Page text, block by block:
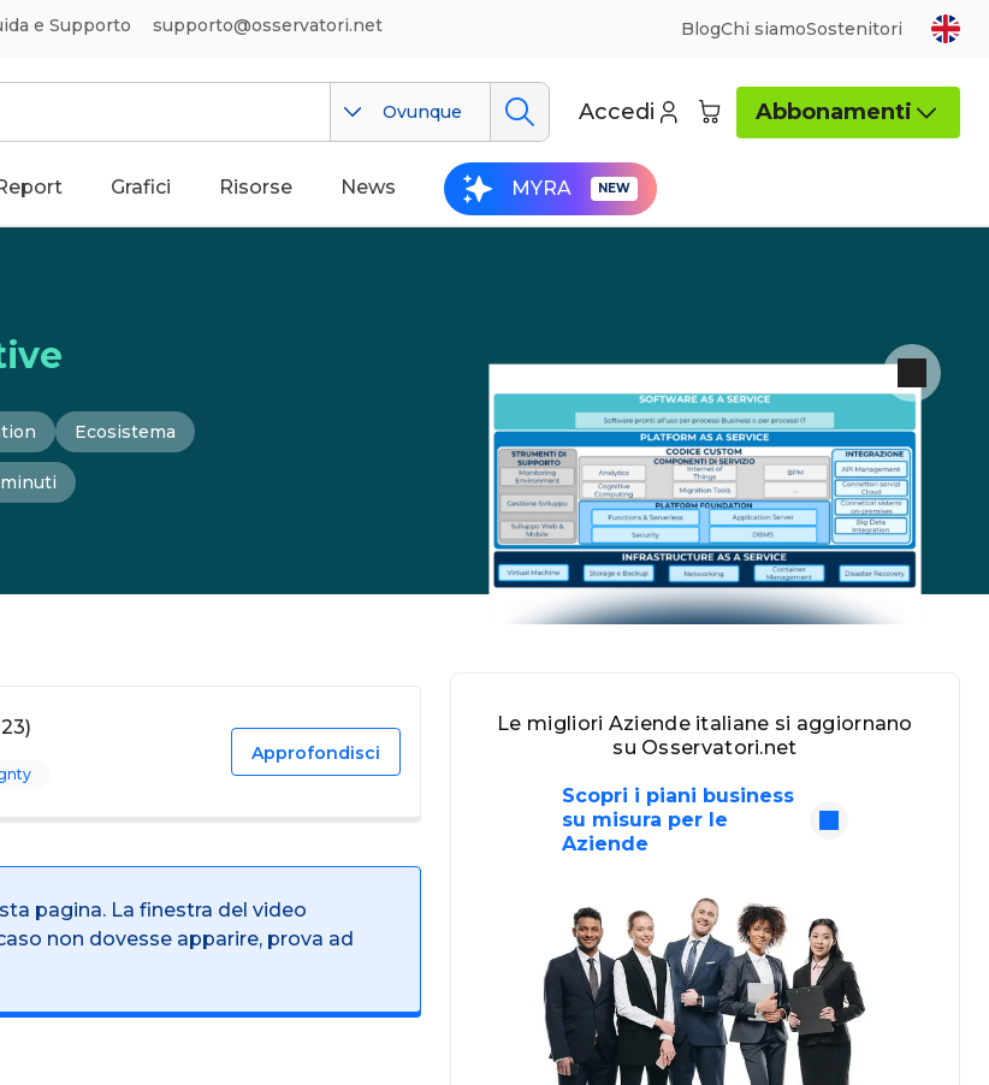
e Supporto supporto@osservatori.net BlogChi siamoSostenitori
Ovunque Accedi Abbonamenti
Grafici Risorse News MYRA
Ecosistema
Approfondisci
pagina. La finestra del video
non dovesse apparire, prova ad
Le migliori Aziende italiane si aggiornano
su Osservatori.net
Scopri i piani business
su misura per le
Aziende